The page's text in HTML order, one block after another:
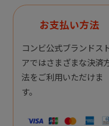
お支払い方法
コンビ公式ブランドス
アではさまざまな決済
法をご利用いただけま
す。